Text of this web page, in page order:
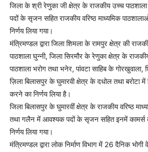
जिला के श्री रेणुका जी क्षेत्र के राजकीय उच्च
पदों के सृजन सहित राजकीय वरिष्ठ माध्यमिक
निर्णय लिया गया।
मंत्रिमण्डल द्वारा जिला शिमला के रामपुर क्षेत्र की
पाठशाला घुन्नी, जिला सिरमौर के रेणुका क्षेत्र के
पाठशाला भरोग तथा भनेर, पांवटा साहिब के गोरखुवाला,
ज़िला बिलासपुर के घुमारवी क्षेत्र के दधोल तथा बरोटा में
करने का निर्णय लिया है।
जिला बिलासपुर के घुमारवीं क्षेत्र के राजकीय वरिष्ठ
तथा गलैन में आवश्यक पदों के सृजन सहित इनमें कामर्स
निर्णय लिया गया।
मंत्रिमण्डल द्वारा लोक निर्माण विभाग में 26 दैनिक